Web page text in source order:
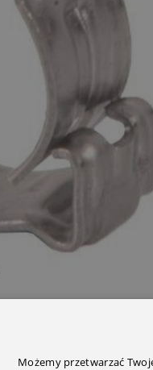
INFORMACJE
Możemy przetwarzać